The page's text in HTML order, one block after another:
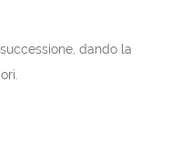
dando la